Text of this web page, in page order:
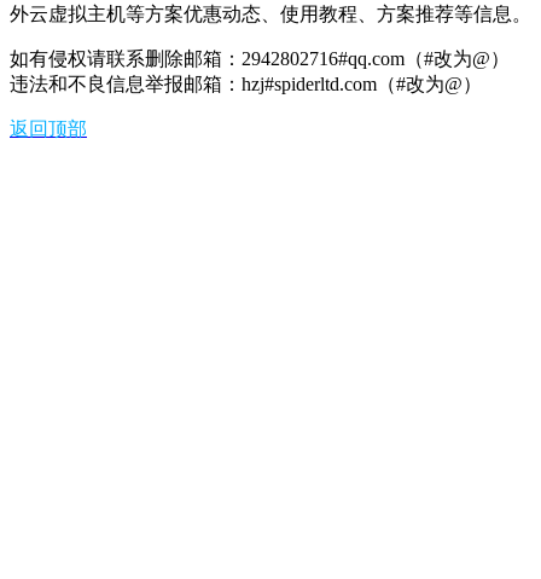
外云虚拟主机等方案优惠动态、使用教程、方案推荐等信息。
如有侵权请联系删除邮箱：2942802716#qq.com（#改为@）
违法和不良信息举报邮箱：hzj#spiderltd.com（#改为@）
返回顶部